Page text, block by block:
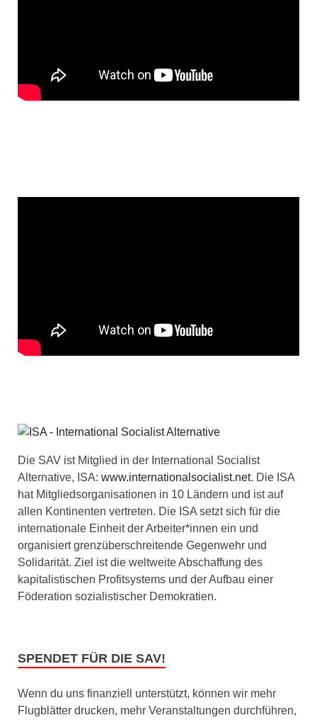
Die SAV ist Mitglied in der International Socialist
Alternative, ISA: www.internationalsocialist.net. Die ISA
hat Mitgliedsorganisationen in 10 Ländern und ist auf
allen Kontinenten vertreten. Die ISA setzt sich für die
internationale Einheit der Arbeiter*innen ein und
organisiert grenzüberschreitende Gegenwehr und
Solidarität. Ziel ist die weltweite Abschaffung des
kapitalistischen Profitsystems und der Aufbau einer
Föderation sozialistischer Demokratien.
SPENDET FÜR DIE SAV!
Wenn du uns finanziell unterstützt, können wir mehr
Flugblätter drucken, mehr Veranstaltungen durchführen,